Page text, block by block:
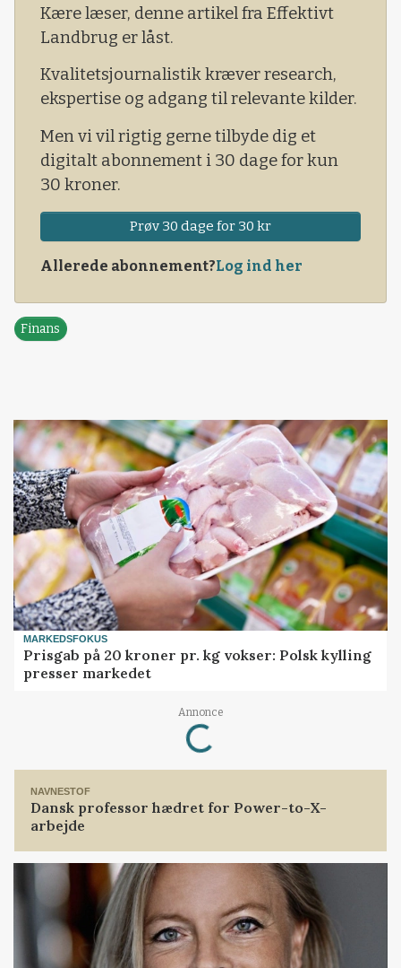
Kære læser, denne artikel fra Effektivt
Landbrug er låst.
Kvalitetsjournalistik kræver research,
ekspertise og adgang til relevante kilder.
Men vi vil rigtig gerne tilbyde dig et
digitalt abonnement i 30 dage for kun
30 kroner.
Prøv 30 dage for 30 kr
Allerede abonnement?Log ind her
Finans
MARKEDSFOKUS
Prisgab på 20 kroner pr. kg vokser: Polsk kylling
presser markedet
Annonce
Loading...
NAVNESTOF
Dansk professor hædret for Power-to-X-
arbejde